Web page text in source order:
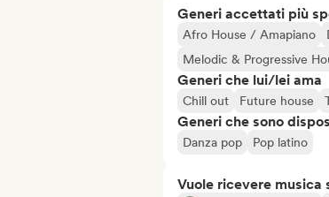
Generi accettati più
Afro House / Amapiano
Melodic & Progressive
Generi che lui/lei ama
Chill out Future house
Generi che sono
Danza pop Pop latino
Vuole ricevere musica